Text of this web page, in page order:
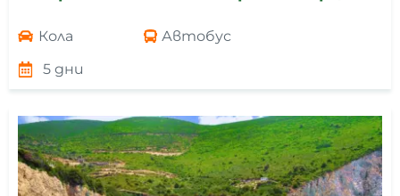
Кола
Автобус
5 дни